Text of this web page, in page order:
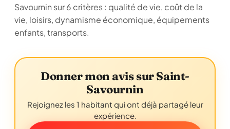
Savournin sur 6 critères : qualité de vie, coût de la
vie, loisirs, dynamisme économique, équipements
enfants, transports.
Donner mon avis sur Saint-
Savournin
Rejoignez les 1 habitant qui ont déjà partagé leur
expérience.